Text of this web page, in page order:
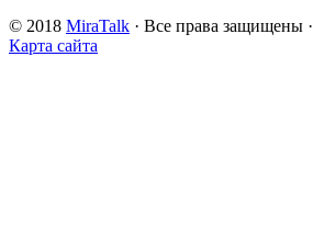
© 2018 MiraTalk · Все права защищены ·
Карта сайта